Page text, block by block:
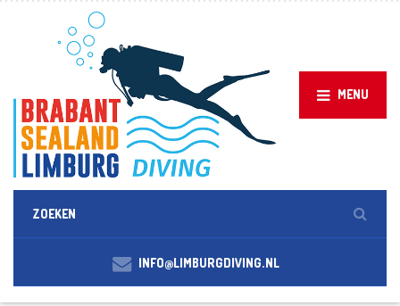
MENU
INFO@LIMBURGDIVING.NL